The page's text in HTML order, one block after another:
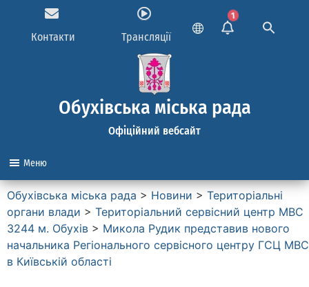
Контакти Трансляції
1
Обухівська міська рада
Офіційний вебсайт
Меню
Обухівська міська рада > Новини > Територіальні
органи влади > Територіальний сервісний центр МВС
3244 м. Обухів > Микола Рудик представив нового
начальника Регіонального сервісного центру ГСЦ МВС
в Київській області